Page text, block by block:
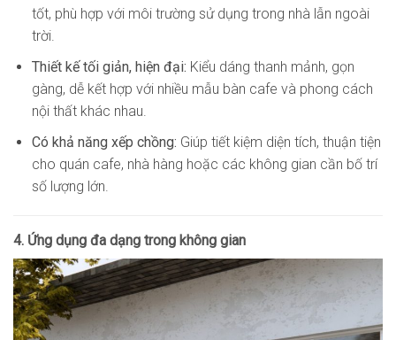
tốt, phù hợp với môi trường sử dụng trong nhà lẫn ngoài
trời.
Thiết kế tối giản, hiện đại: Kiểu dáng thanh mảnh, gọn
gàng, dễ kết hợp với nhiều mẫu bàn cafe và phong cách
nội thất khác nhau.
Có khả năng xếp chồng: Giúp tiết kiệm diện tích, thuận tiện
cho quán cafe, nhà hàng hoặc các không gian cần bố trí
số lượng lớn.
4. Ứng dụng đa dạng trong không gian